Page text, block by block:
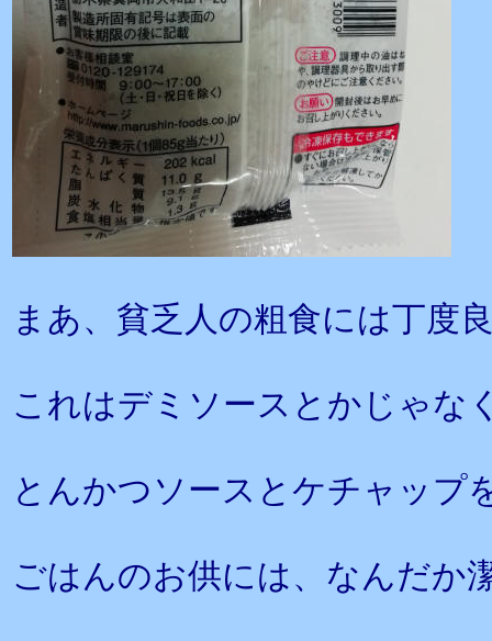
まあ、貧乏人の粗食には丁度
これはデミソースとかじゃな
とんかつソースとケチャップ
ごはんのお供には、なんだか